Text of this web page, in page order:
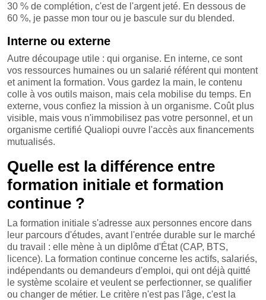
30 % de complétion, c'est de l'argent jeté. En dessous de
60 %, je passe mon tour ou je bascule sur du blended.
Interne ou externe
Autre découpage utile : qui organise. En interne, ce sont
vos ressources humaines ou un salarié référent qui montent
et animent la formation. Vous gardez la main, le contenu
colle à vos outils maison, mais cela mobilise du temps. En
externe, vous confiez la mission à un organisme. Coût plus
visible, mais vous n'immobilisez pas votre personnel, et un
organisme certifié Qualiopi ouvre l'accès aux financements
mutualisés.
Quelle est la différence entre
formation initiale et formation
continue ?
La formation initiale s'adresse aux personnes encore dans
leur parcours d'études, avant l'entrée durable sur le marché
du travail : elle mène à un diplôme d'État (CAP, BTS,
licence). La formation continue concerne les actifs, salariés,
indépendants ou demandeurs d'emploi, qui ont déjà quitté
le système scolaire et veulent se perfectionner, se qualifier
ou changer de métier. Le critère n'est pas l'âge, c'est la